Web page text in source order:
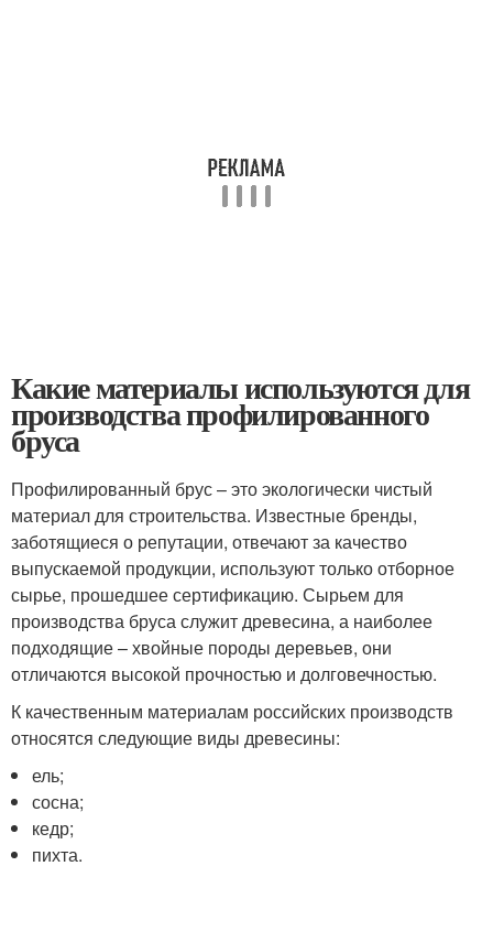
Какие материалы используются для
производства профилированного
бруса
Профилированный брус – это экологически чистый
материал для строительства. Известные бренды,
заботящиеся о репутации, отвечают за качество
выпускаемой продукции, используют только отборное
сырье, прошедшее сертификацию. Сырьем для
производства бруса служит древесина, а наиболее
подходящие – хвойные породы деревьев, они
отличаются высокой прочностью и долговечностью.
К качественным материалам российских производств
относятся следующие виды древесины:
ель;
сосна;
кедр;
пихта.